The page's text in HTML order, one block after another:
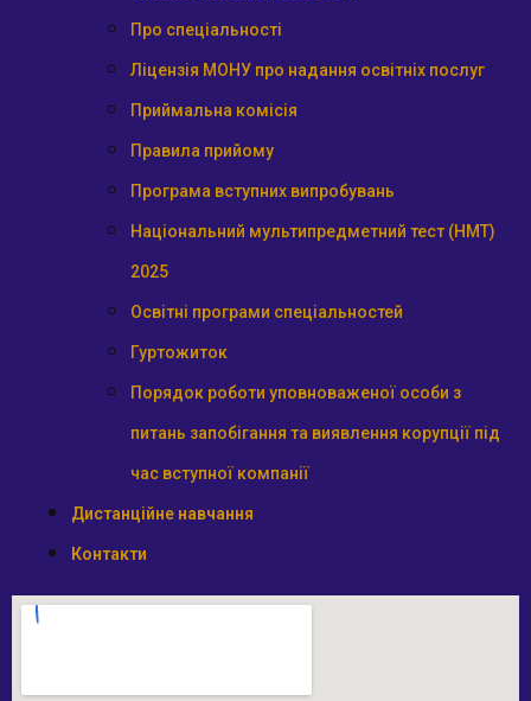
Про спеціальності
Ліцензія МОНУ про надання освітніх послуг
Приймальна комісія
Правила прийому
Програма вступних випробувань
Національний мультипредметний тест (НМТ)
2025
Освітні програми спеціальностей
Гуртожиток
Порядок роботи уповноваженої особи з
питань запобігання та виявлення корупції під
час вступної компанії
Дистанційне навчання
Контакти